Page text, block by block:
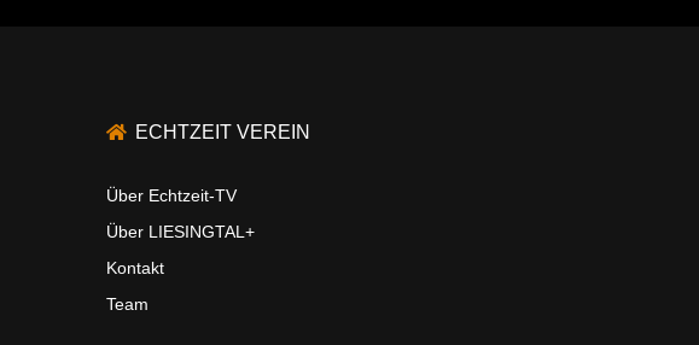
ECHTZEIT VEREIN
Über Echtzeit-TV
Über LIESINGTAL+
Kontakt
Team